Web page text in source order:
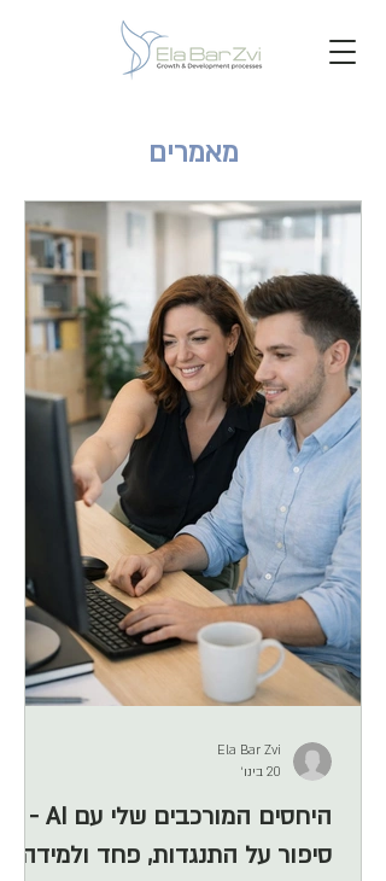
מאמרים
היחסים המורכבים שלי עם AI -
סיפור על התנגדות, פחד ולמידה
Ela Bar Zvi
20 בינו׳